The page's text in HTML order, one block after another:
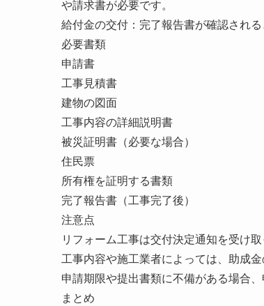
や請求書が必要です。
給付金の交付：完了報告書が確認され
必要書類
申請書
工事見積書
建物の図面
工事内容の詳細説明書
被災証明書（必要な場合）
住民票
所有権を証明する書類
完了報告書（工事完了後）
注意点
リフォーム工事は交付決定通知を受け
工事内容や施工業者によっては、助成
申請期限や提出書類に不備がある場合
まとめ